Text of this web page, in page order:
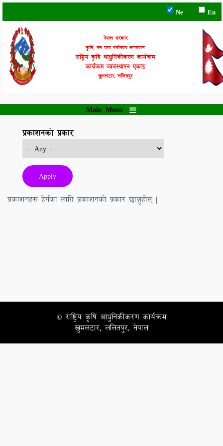
Skip
content
Ne En
नेपाल सरकार
कृषि, वन तथा पर्यावरण मन्त्रालय
राष्ट्रिय कृषि आधुनिकीकरण कार्यक्रम
कार्यक्रम व्यवस्थापन एकाइ
खुमलटार, ललितपुर
Main Menu
प्रकाशनको प्रकार
प्रकाशनहरु हेर्नका लागि प्रकाशनको प्रकार छान्नुहोस् |
© राष्ट्रिय कृषि आधुनिकीकरण कार्यक्रम
खुमलटार, ललितपुर, नेपाल